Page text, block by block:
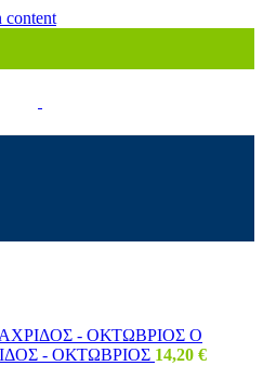
content
Ο
- ΟΚΤΩΒΡΙΟΣ 14,20 €